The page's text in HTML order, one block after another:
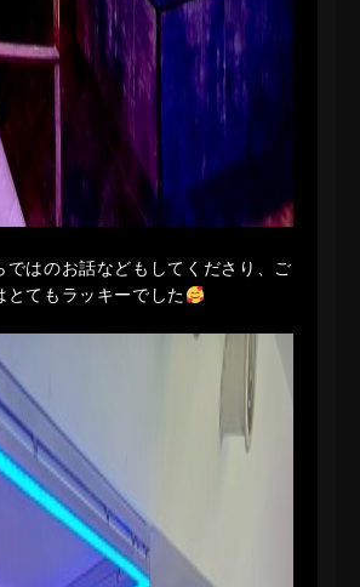
ではのお話などもしてくださり、ご
とてもラッキーでした